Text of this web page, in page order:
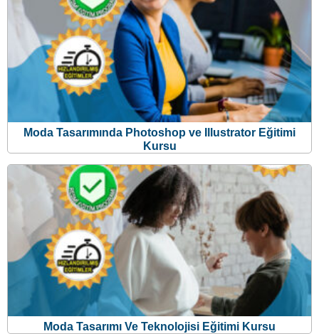
Moda Tasarımında Photoshop ve Illustrator Eğitimi
Kursu
Moda Tasarımı Ve Teknolojisi Eğitimi Kursu